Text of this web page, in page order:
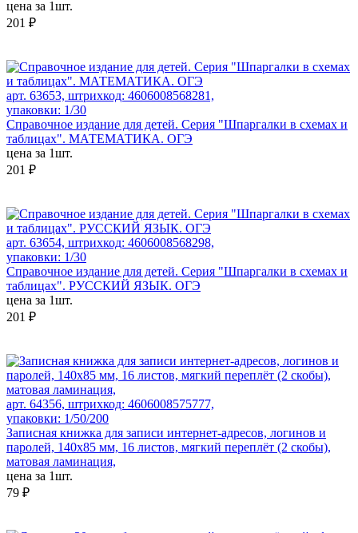
цена за 1шт.
201 ₽
арт. 63653, штрихкод: 4606008568281,
упаковки: 1/30
Справочное издание для детей. Серия "Шпаргалки в схемах и
таблицах". МАТЕМАТИКА. ОГЭ
цена за 1шт.
201 ₽
арт. 63654, штрихкод: 4606008568298,
упаковки: 1/30
Справочное издание для детей. Серия "Шпаргалки в схемах и
таблицах". РУССКИЙ ЯЗЫК. ОГЭ
цена за 1шт.
201 ₽
арт. 64356, штрихкод: 4606008575777,
упаковки: 1/50/200
Записная книжка для записи интернет-адресов, логинов и
паролей, 140х85 мм, 16 листов, мягкий переплёт (2 скобы),
матовая ламинация,
цена за 1шт.
79 ₽